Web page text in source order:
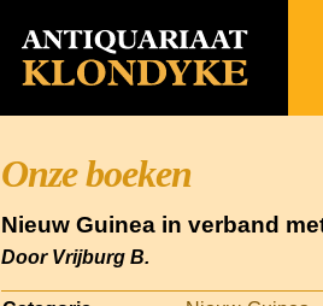
Onze boeken
Nieuw Guinea in verband
Door Vrijburg B.